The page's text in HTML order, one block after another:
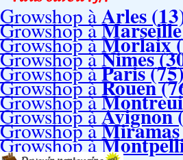
Growshop àArles
Growshop à
Growshop àMorlaix
Growshop àNimes
Growshop àParis
Growshop àRouen
Growshop à
Growshop àAvignon
Growshop à
Growshop à